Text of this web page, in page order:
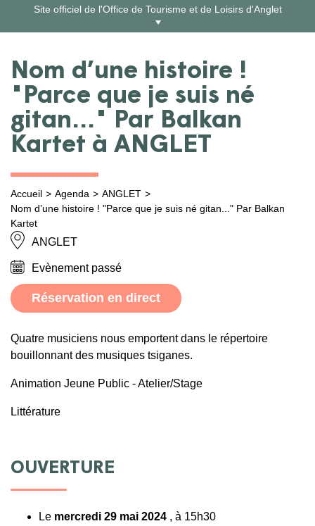
contenu
Site officiel de l'Office de Tourisme et de Loisirs d'Anglet
Nom d’une histoire !
"Parce que je suis né
gitan..." Par Balkan
Kartet à ANGLET
Accueil Agenda
ANGLET
Nom d’une histoire ! "Parce que je suis né gitan..." Par Balkan
Kartet
ANGLET
Evènement passé
Réservation en direct
Quatre musiciens nous emportent dans le répertoire
bouillonnant des musiques tsiganes.
Animation Jeune Public - Atelier/Stage
Littérature
OUVERTURE
Le mercredi 29 mai 2024 , à 15h30